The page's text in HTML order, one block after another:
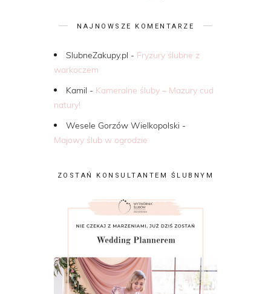
NAJNOWSZE KOMENTARZE
SlubneZakupy.pl - Fryzury ślubne z
warkoczem
Kamil - Kameralne śluby – Mazury cud
natury!
Wesele Gorzów Wielkopolski -
Majowy ślub w ogrodzie
ZOSTAŃ KONSULTANTEM ŚLUBNYM